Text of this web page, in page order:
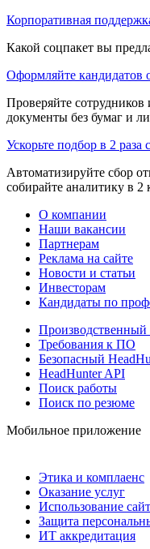
Корпоративная
Какой соцпакет вы
Оформляйте кандидатов
Проверяйте
документы без бумаг и
Ускорьте подбор в 2 раза
Автоматизируйте сбор
собирайте аналитику в 2
О компании
Наши вакансии
Партнерам
Реклама на сайте
Новости и статьи
Инвесторам
Кандидаты по
Производственный
Требования к ПО
Безопасный
HeadHunter API
Поиск работы
Поиск по резюме
Мобильное приложение
Этика и комплаенс
Оказание услуг
Использование
Защита
ИТ аккредитация